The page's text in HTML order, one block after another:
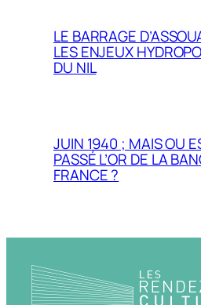
LE BARRAGE
LES ENJEUX
DU NIL
JUIN 1940 ; MAIS OU
PASSÉ L’OR DE LA
FRANCE ?